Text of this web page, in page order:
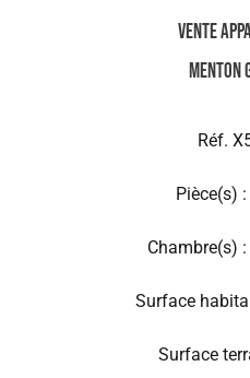
Vente
Menton
Réf.
Pièce(s)
Chambre(s)
Surface
Surface